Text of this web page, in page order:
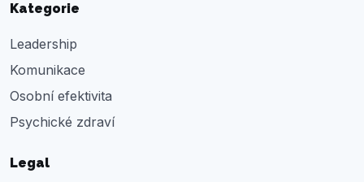
Kategorie
Leadership
Komunikace
Osobní efektivita
Psychické zdraví
Legal